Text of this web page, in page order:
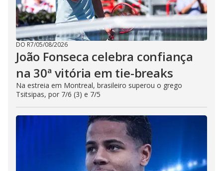
DO R7/05/08/2026
João Fonseca celebra confiança
na 30ª vitória em tie-breaks
Na estreia em Montreal, brasileiro superou o grego
Tsitsipas, por 7/6 (3) e 7/5